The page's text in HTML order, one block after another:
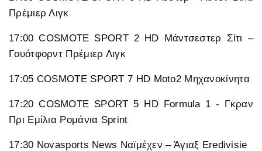
Πρέμιερ Λιγκ
17:00 COSMOTE SPORT 2 HD Μάντσεστερ Σίτι –
Γουότφορντ Πρέμιερ Λιγκ
17:05 COSMOTE SPORT 7 HD Moto2 Μηχανοκίνητα
17:20 COSMOTE SPORT 5 HD Formula 1 - Γκραν
Πρι Εμίλια Ρομάνια Sprint
17:30 Novasports News Ναϊμέχεν – Άγιαξ Eredivisie